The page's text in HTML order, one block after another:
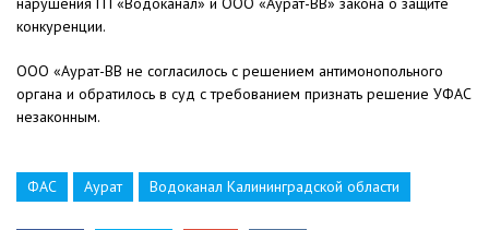
конкуренции.
ООО «Аурат-ВВ не согласилось с решением антимонопольного
органа и обратилось в суд с требованием признать решение УФАС
незаконным.
ФАС Аурат Водоканал Калининградской области